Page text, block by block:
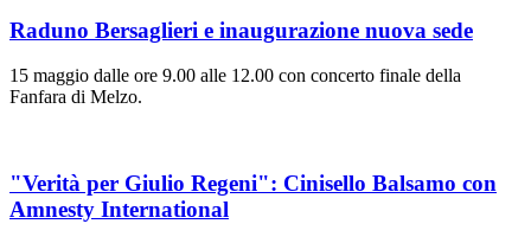
Raduno Bersaglieri e inaugurazione nuova sede
15 maggio dalle ore 9.00 alle 12.00 con concerto finale della
Fanfara di Melzo.
"Verità per Giulio Regeni": Cinisello Balsamo con
Amnesty International